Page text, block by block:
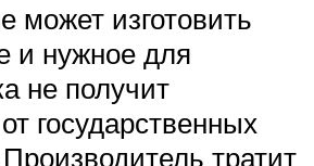
может изготовить
и нужное для
не получит
государственных
тратит